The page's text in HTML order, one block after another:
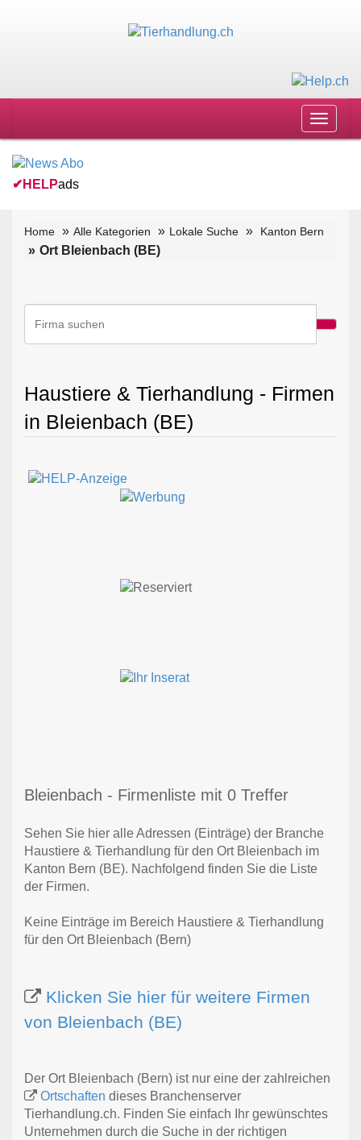
Toggle
✔ HELPads
Home Alle Kategorien Lokale Suche Kanton Bern
Ort Bleienbach (BE)
Haustiere & Tierhandlung - Firmen
in Bleienbach (BE)
Bleienbach - Firmenliste mit 0 Treffer
Sehen Sie hier alle Adressen (Einträge) der Branche
Haustiere & Tierhandlung für den Ort Bleienbach im
Kanton Bern (BE). Nachfolgend finden Sie die Liste
der Firmen.
Keine Einträge im Bereich Haustiere & Tierhandlung
für den Ort Bleienbach (Bern)
Klicken Sie hier für weitere Firmen
von Bleienbach (BE)
Der Ort Bleienbach (Bern) ist nur eine der zahlreichen
Ortschaften dieses Branchenserver
Tierhandlung.ch. Finden Sie einfach Ihr gewünschtes
Unternehmen durch die Suche in der richtigen